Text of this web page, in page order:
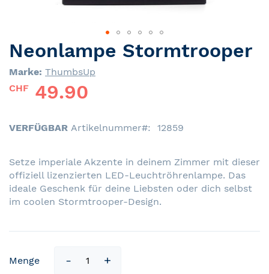
Skip
to
the
beginning
images
Neonlampe Stormtrooper
Marke: ThumbsUp
CHF 49.90
VERFÜGBAR Artikelnummer 12859
Setze imperiale Akzente in deinem Zimmer mit dieser
offiziell lizenzierten LED-Leuchtröhrenlampe. Das
ideale Geschenk für deine Liebsten oder dich selbst
im coolen Stormtrooper-Design.
Menge